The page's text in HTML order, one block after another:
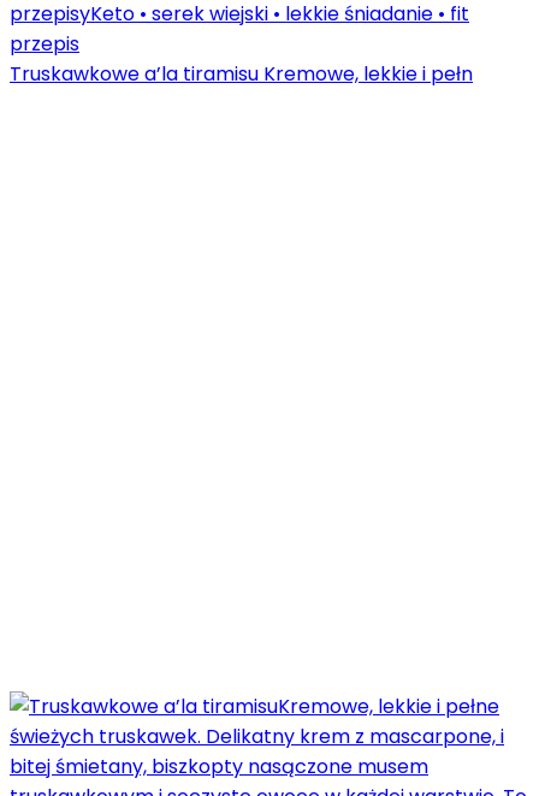
Truskawkowe a’la tiramisu Kremowe, lekkie i pełn